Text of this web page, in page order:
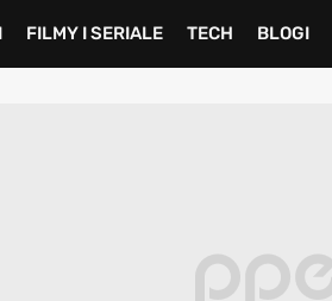
FILMY I SERIALE TECH BLOGI